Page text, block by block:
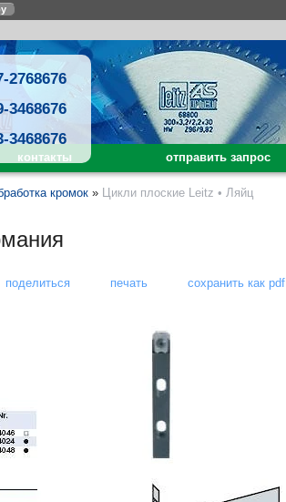
2768676
3468676
3468676
контакты отправить запрос
кромок » Цикли плоские Leitz • Ляйц
поделиться печать сохранить как pdf